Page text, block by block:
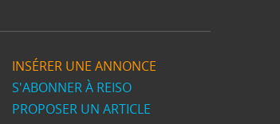
INSÉRER UNE ANNONCE
S'ABONNER À REISO
PROPOSER UN ARTICLE